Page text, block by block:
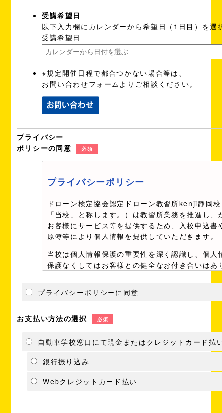
受講希望日
以下入力欄にカレンダーから希望日（1日目）を選
受講希望日
※規定開催日程で都合つかない場合等は、
お問い合わせフォームよりご相談ください。
プライバシー
ポリシーの同意
必須
プライバシーポリシー
ドローン検定協会認定ドローン教習所kenji静岡
「当校」と称します。）は教習所業務を推進し、
お客様にサービス等を提供するため、入校申込書
原簿等により個人情報を提供していただきます。
当校は個人情報保護の重要性を深く認識し、個人
保護なくしてはお客様との健全なお付き合いはあ
いたします。
お客様の個人情報を次の目的以外には利用
ドローン教習所業務の実施
ドローン教習所事業に関連するアフタ
ビス並びに各種イベント及び各種講習
お客様の個人情報を正当な理由のない限り
プライバシーポリシーに同意
お支払い方法の選択 必須
自動車学校窓口にて現金またはクレジットカード払
銀行振り込み
Webクレジットカード払い